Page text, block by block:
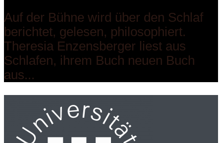
Auf der Bühne wird über den Schlaf
berichtet, gelesen, philosophiert.
Theresia Enzensberger liest aus
Schlafen, ihrem Buch neuen Buch
aus...